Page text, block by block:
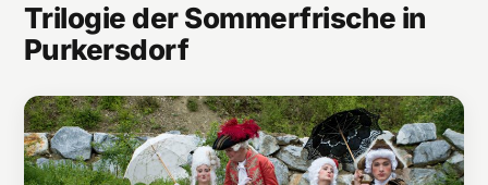
Trilogie der Sommerfrische in
Purkersdorf